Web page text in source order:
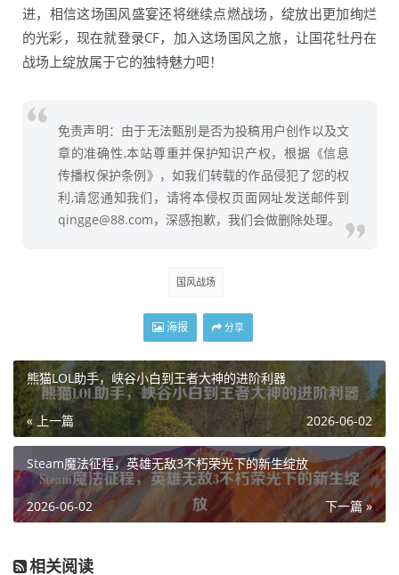
进，相信这场国风盛宴还将继续点燃战场，绽放出更加绚烂
的光彩，现在就登录CF，加入这场国风之旅，让国花牡丹在
战场上绽放属于它的独特魅力吧！
免责声明：由于无法甄别是否为投稿用户创作以及文
章的准确性,本站尊重并保护知识产权，根据《信息
传播权保护条例》，如我们转载的作品侵犯了您的权
利,请您通知我们，请将本侵权页面网址发送邮件到
qingge@88.com，深感抱歉，我们会做删除处理。
国风战场
海报 分享
熊猫LOL助手，峡谷小白到王者大神的进阶利器
« 上一篇 2026-06-02
Steam魔法征程，英雄无敌3不朽荣光下的新生绽放
下一篇 »
2026-06-02
相关阅读